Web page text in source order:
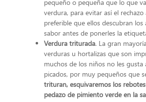
pequeño o pequeña que lo que
verdura, para evitar así el
preferible que ellos descubran
sabor antes de ponerles la
Verdura triturada. La gran
verduras u hortalizas que son
muchos de los niños no les gusta
picados, por muy pequeños que
trituran, esquivaremos los
pedazo de pimiento verde en la